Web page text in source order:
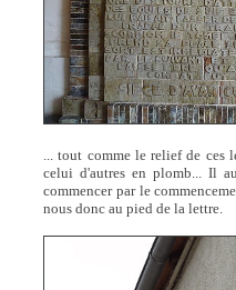
... tout comme le relief de ces
celui d'autres en plomb... Il
commencer par le
nous donc au pied de la lettre.